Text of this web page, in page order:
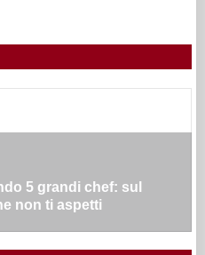
5 grandi chef: sul
non ti aspetti